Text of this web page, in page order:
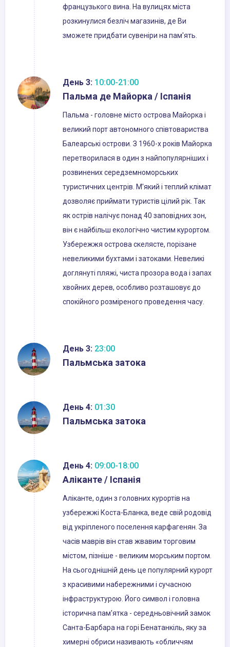
французького вина. На вулицях міста
розкинулися безліч магазинів, де Ви
зможете придбати сувеніри на пам'ять.
День 3: 10:00-21:00
Пальма де Майорка / Іспанія
Пальма - головне місто острова Майорка і
великий порт автономного співтовариства
Балеарські острови. З 1960-х років Майорка
перетворилася в один з найпопулярніших і
розвинених середземноморських
туристичних центрів. М'який і теплий клімат
дозволяє приймати туристів цілий рік. Так
як острів налічує понад 40 заповідних зон,
він є найбільш екологічно чистим курортом.
Узбережжя острова скелясте, порізане
невеликими бухтами і затоками. Невеликі
доглянуті пляжі, чиста прозора вода і запах
хвойних дерев, особливо розташовує до
спокійного розміреного проведення часу.
День 3: 23:00
Пальмська затока
День 4: 01:30
Пальмська затока
День 4: 09:00-18:00
Аліканте / Іспанія
Аліканте, один з головних курортів на
узбережжі Коста-Бланка, веде свій родовід
від укріпленого поселення карфагенян. За
часів маврів він став жвавим торговим
містом, пізніше - великим морським портом.
На сьогоднішній день це популярний курорт
з красивими набережними і сучасною
інфраструктурою. Його символ і головна
історична пам'ятка - середньовічний замок
Санта-Барбара на горі Бенатанкіль, яку за
химерні обриси називають «обличчям